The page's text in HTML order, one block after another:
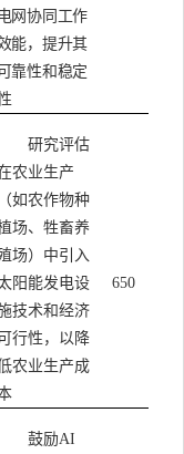
网协同工作
能，提升其
可靠性和稳定
研究评估
农业生产
（如农作物种
场、牲畜养
场）中引入
阳能发电设
技术和经济
可行性，以降
农业生产成
650
鼓励AI